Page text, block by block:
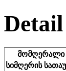
მომღერალი
სიმღერის